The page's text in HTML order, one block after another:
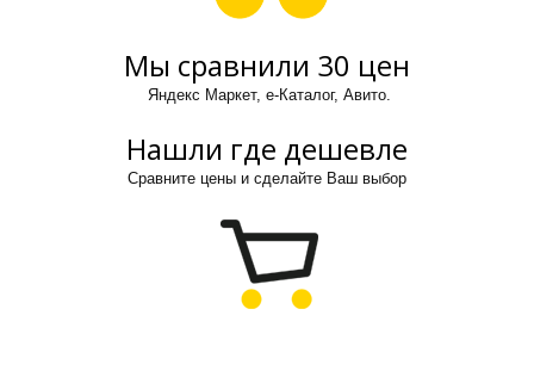
Мы сравнили 30 цен
Яндекс Маркет, е-Каталог, Авито.
Нашли где дешевле
Сравните цены и сделайте Ваш выбор